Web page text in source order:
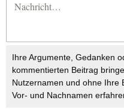
Ihre Argumente, Gedanken
kommentierten Beitrag
Nutzernamen und ohne Ihre
Vor- und Nachnamen